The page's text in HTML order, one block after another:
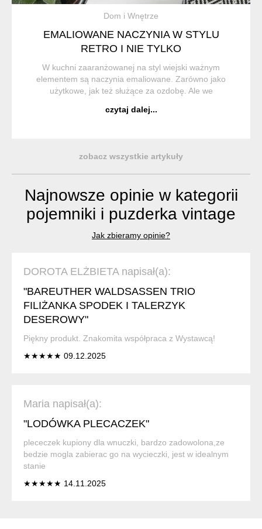
Dom i Wnętrze
EMALIOWANE NACZYNIA W STYLU
RETRO I NIE TYLKO
W kuchni zaaranżowanej na styl wiejski ważnym
elementem są naczynia emaliowane. Zarówno jako
użytkowe, jak też służące za ozdobę. Ale we
Kubki emaliowane zawsze były i są chętnie kupowane, nie
czytaj dalej...
zobacz wszystkie artykuły
Najnowsze opinie w kategorii
pojemniki i puzderka vintage
Jak zbieramy opinie?
DOROTA ELŻBIETA napisał(a):
"BAREUTHER WALDSASSEN TRIO
FILIŻANKA SPODEK I TALERZYK
DESEROWY"
Piękny produkt. Znakomita współpraca z Wystawcą!
★★★★★ 09.12.2025
Maria napisał(a):
"LODÓWKA PLECACZEK"
plececzek kupiony dla wnuczki, bardzo zadowolona,ze
bedzie mogla zabierac go na wycieczki, jest w idealnym
stanie
★★★★★ 14.11.2025